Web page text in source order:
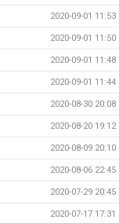
2020-09-01 11:53
2020-09-01 11:50
2020-09-01 11:48
2020-09-01 11:44
2020-08-30 20:08
2020-08-20 19:12
2020-08-09 20:10
2020-08-06 22:45
2020-07-29 20:45
2020-07-17 17:31